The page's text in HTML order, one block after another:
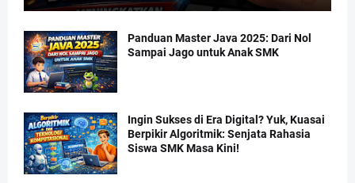
Panduan Master Java 2025: Dari Nol
Sampai Jago untuk Anak SMK
Ingin Sukses di Era Digital? Yuk, Kuasai
Berpikir Algoritmik: Senjata Rahasia
Siswa SMK Masa Kini!